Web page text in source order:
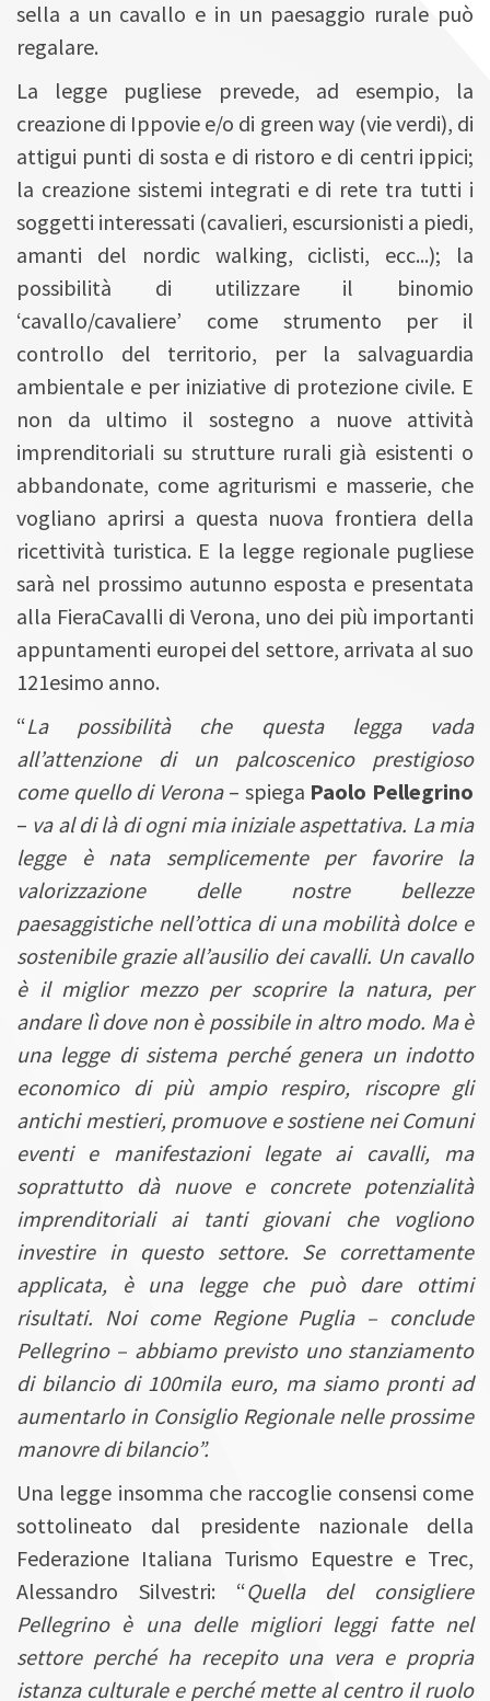
sella a un cavallo e in un paesaggio rurale può
regalare.
La legge pugliese prevede, ad esempio, la
creazione di Ippovie e/o di green way (vie verdi), di
attigui punti di sosta e di ristoro e di centri ippici;
la creazione sistemi integrati e di rete tra tutti i
soggetti interessati (cavalieri, escursionisti a piedi,
amanti del nordic walking, ciclisti, ecc...); la
possibilità di utilizzare il binomio
‘cavallo/cavaliere’ come strumento per il
controllo del territorio, per la salvaguardia
ambientale e per iniziative di protezione civile. E
non da ultimo il sostegno a nuove attività
imprenditoriali su strutture rurali già esistenti o
abbandonate, come agriturismi e masserie, che
vogliano aprirsi a questa nuova frontiera della
ricettività turistica. E la legge regionale pugliese
sarà nel prossimo autunno esposta e presentata
alla FieraCavalli di Verona, uno dei più importanti
appuntamenti europei del settore, arrivata al suo
121esimo anno.
“La possibilità che questa legga vada
all’attenzione di un palcoscenico prestigioso
come quello di Verona – spiega Paolo Pellegrino
– va al di là di ogni mia iniziale aspettativa. La mia
legge è nata semplicemente per favorire la
valorizzazione delle nostre bellezze
paesaggistiche nell’ottica di una mobilità dolce e
sostenibile grazie all’ausilio dei cavalli. Un cavallo
è il miglior mezzo per scoprire la natura, per
andare lì dove non è possibile in altro modo. Ma è
una legge di sistema perché genera un indotto
economico di più ampio respiro, riscopre gli
antichi mestieri, promuove e sostiene nei Comuni
eventi e manifestazioni legate ai cavalli, ma
soprattutto dà nuove e concrete potenzialità
imprenditoriali ai tanti giovani che vogliono
investire in questo settore. Se correttamente
applicata, è una legge che può dare ottimi
risultati. Noi come Regione Puglia – conclude
Pellegrino – abbiamo previsto uno stanziamento
di bilancio di 100mila euro, ma siamo pronti ad
aumentarlo in Consiglio Regionale nelle prossime
manovre di bilancio”.
Una legge insomma che raccoglie consensi come
sottolineato dal presidente nazionale della
Federazione Italiana Turismo Equestre e Trec,
Alessandro Silvestri: “Quella del consigliere
Pellegrino è una delle migliori leggi fatte nel
settore perché ha recepito una vera e propria
istanza culturale e perché mette al centro il ruolo